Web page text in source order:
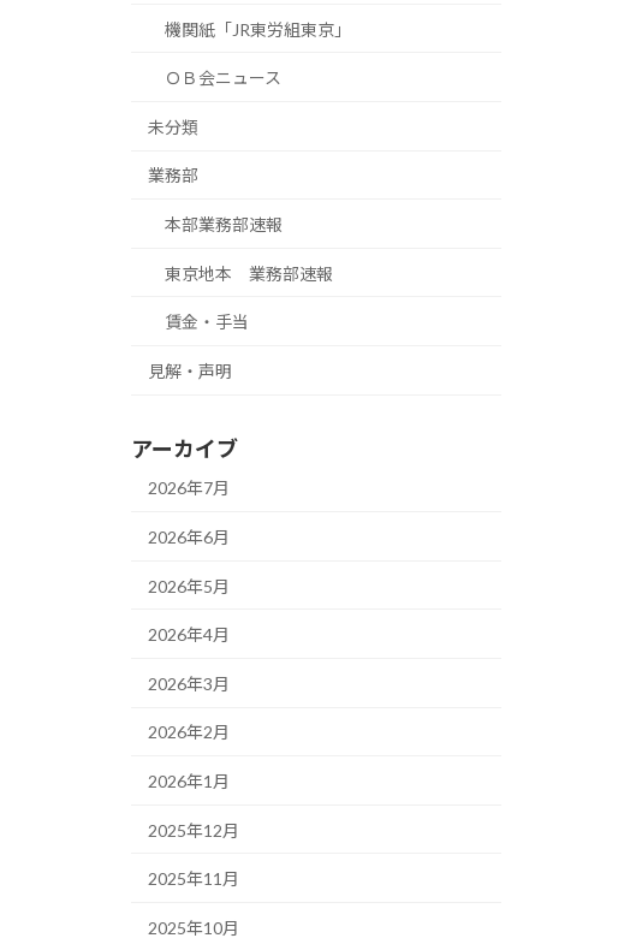
機関紙「JR東労組東京」
ＯＢ会ニュース
未分類
業務部
本部業務部速報
東京地本 業務部速報
賃金・手当
見解・声明
アーカイブ
2026年7月
2026年6月
2026年5月
2026年4月
2026年3月
2026年2月
2026年1月
2025年12月
2025年11月
2025年10月